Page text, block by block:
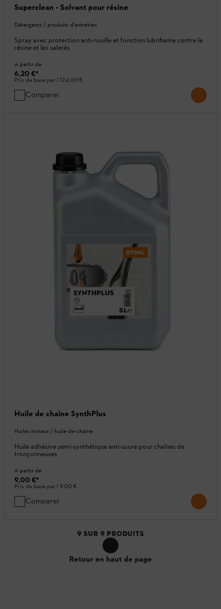
Superclean - Solvant pour résine
Détergents / produits d'entretien
Spray avec protection anti-rouille et fonction lubrifiante contre la
résine et les saletés
A partir de
6,20 €*
Prix de base par l 124,00 €
Comparer
Huile de chaîne SynthPlus
Huiles moteur / huile-de-chaîne
Huile adhésive semi-synthétique anti-usure pour chaînes de
tronçonneuses
A partir de
9,00 €*
Prix de base par l 9,00 €
Comparer
9 SUR 9 PRODUITS
Retour en haut de page